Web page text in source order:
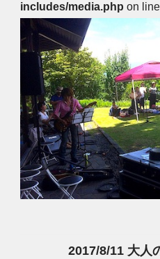
includes/media.php on line
2017/8/11 大人